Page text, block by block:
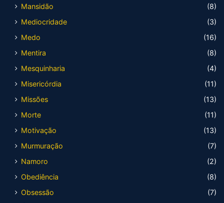
Mansidão
(8)
Mediocridade
(3)
Medo
(16)
Mentira
(8)
Mesquinharia
(4)
Misericórdia
(11)
Missões
(13)
Morte
(11)
Motivação
(13)
Murmuração
(7)
Namoro
(2)
Obediência
(8)
Obsessão
(7)